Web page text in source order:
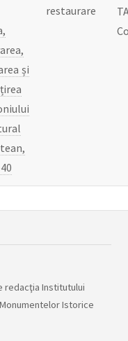
și
restaurare
redacţia Institutului
Istorice